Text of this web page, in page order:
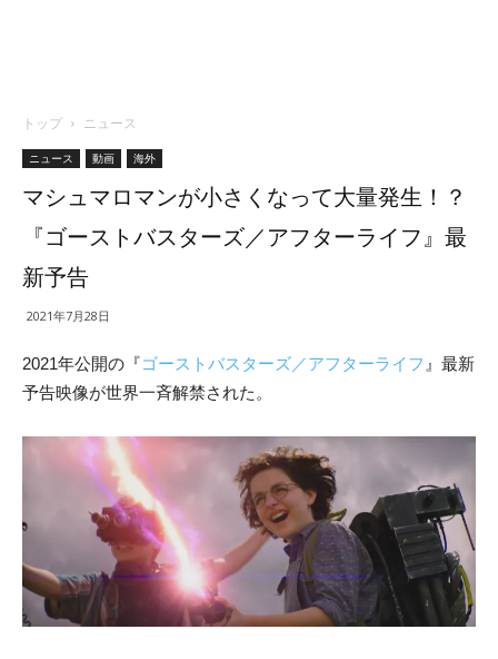
トップ ニュース
ニュース 動画 海外
マシュマロマンが小さくなって大量発生！？
『ゴーストバスターズ／アフターライフ』最
新予告
2021年7月28日
2021年公開の『ゴーストバスターズ／アフターライフ 』最新
予告映像が世界一斉解禁された。